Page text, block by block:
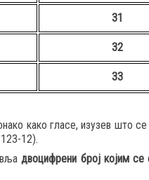
31
32
33
како гласе, изузев што
12).
двоцифрени број којим се